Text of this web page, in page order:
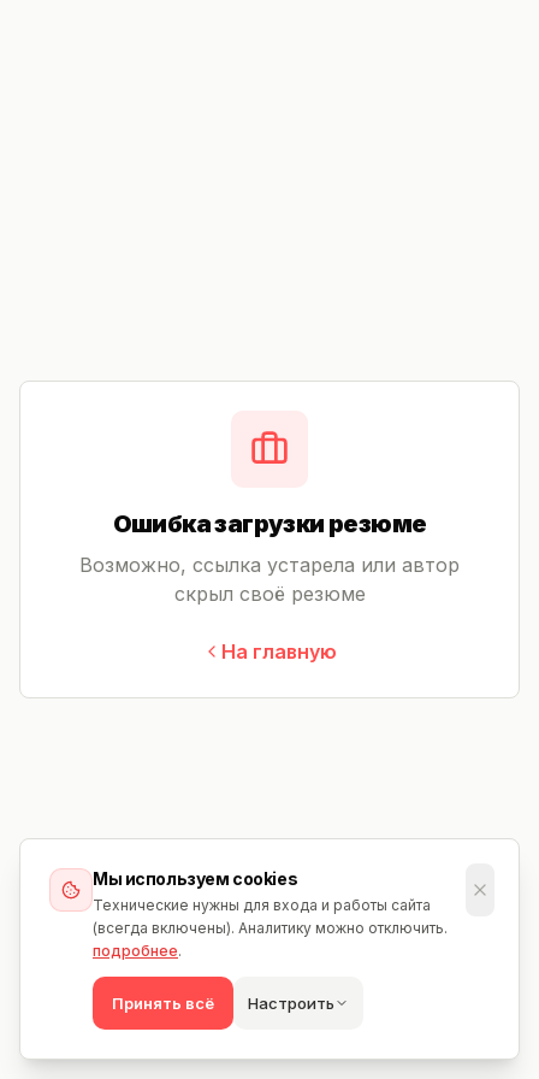
Мы используем cookies
Технические нужны для входа и работы сайта
(всегда включены). Аналитику можно отключить.
подробнее.
Принять всё Настроить
Ошибка загрузки резюме
Возможно, ссылка устарела или автор
скрыл своё резюме
На главную